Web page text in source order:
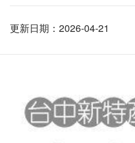
更新日期：2026-04-21